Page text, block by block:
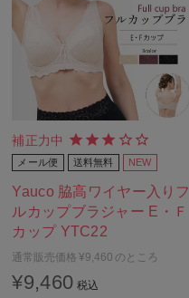
Yauco 脇高ワイヤー入りフ
ルカップブラジャー E・Ｆ
カップ YTC22
補正力中
メール便 送料無料 NEW
通常販売価格 ¥9,460 のところ
¥9,460 税込